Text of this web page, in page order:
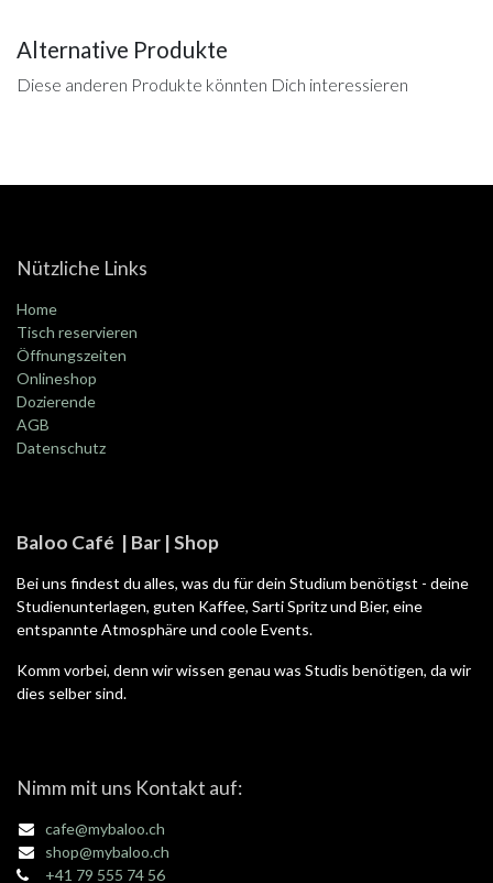
Alternative Produkte
Diese anderen Produkte könnten Dich interessieren
Nützliche Links
Home
Tisch reservieren
Öffnungszeiten
Onlineshop
Dozierende
AGB
Datenschutz
Baloo Café | Bar | Shop
Bei uns findest du alles, was du für dein Studium benötigst - deine
Studienunterlagen, guten Kaffee, Sarti Spritz und Bier, eine
entspannte Atmosphäre und coole Events.
Komm vorbei, denn wir wissen genau was Studis benötigen, da wir
dies selber sind.
Nimm mit uns Kontakt auf:
cafe@mybaloo.ch
shop@mybaloo.ch
+41 79 555 74 56